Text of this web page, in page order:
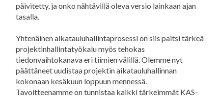
päivitetty, ja onko nähtävillä oleva versio lainkaan ajan
tasalla.
Yhtenäinen aikatauluhallintaprosessi on siis paitsi tärkeä
projektinhallintatyökalu myös tehokas
tiedonvaihtokanava eri tiimien välillä. Olemme nyt
päättäneet uudistaa projektin aikatauluhallinnan
kokonaan kesäkuun loppuun mennessä.
Tavoitteenamme on tunnistaa kaikki tärkeimmät KAS-